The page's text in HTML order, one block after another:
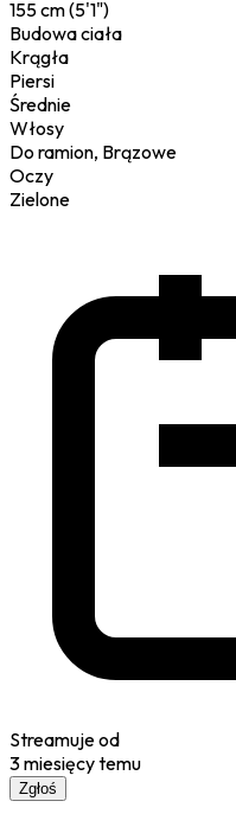
155 cm (5'1")
Budowa ciała
Krągła
Piersi
Średnie
Włosy
Do ramion, Brązowe
Oczy
Zielone
Streamuje od
3 miesięcy temu
Zgłoś